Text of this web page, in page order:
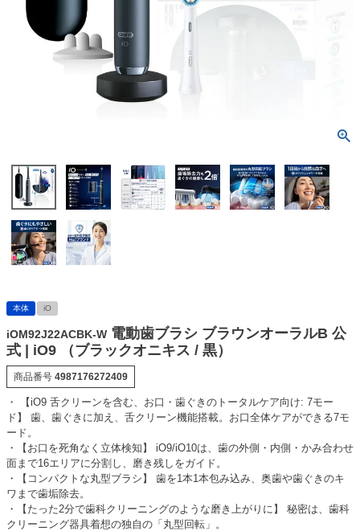
本体 iO
iOM92J22ACBK-W 電動歯ブラシ ブラウンオーラルB 公
式 | iO9 （ブラックオニキス / 黒）
商品番号 4987176272409
・ 【iO9 舌クリーンを含む、お口・歯ぐきのトータルケア向け: 7モー
ド】 歯、歯ぐきに加え、舌クリーン機能搭載。お口全体ケアができる7モ
ード。
・【お口を死角なく立体検知】 iO9/iO10は、歯の外側・内側・かみ合わせ
面まで16エリアに分割し、磨き残しをガイド。
・【コンパクトな丸型ブラシ】 歯を1本1本包み込み、奥歯や歯ぐきのキ
ワまで歯垢除去。
・【たった2分で歯科クリーニングのような磨き上がりに】 秘密は、歯科
クリーニング器具着想の独自の「丸型回転」。